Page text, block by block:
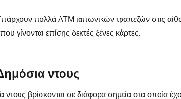
πολλά ΑΤΜ ιαπωνικών τραπεζών στις
γίνονται επίσης δεκτές ξένες κάρτες.
ντους
ντους βρίσκονται σε διάφορα σημεία στα οποία